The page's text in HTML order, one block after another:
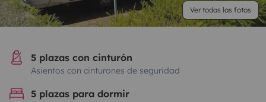
Ver todas las fotos
5 plazas con cinturón
Asientos con cinturones de seguridad
5 plazas para dormir